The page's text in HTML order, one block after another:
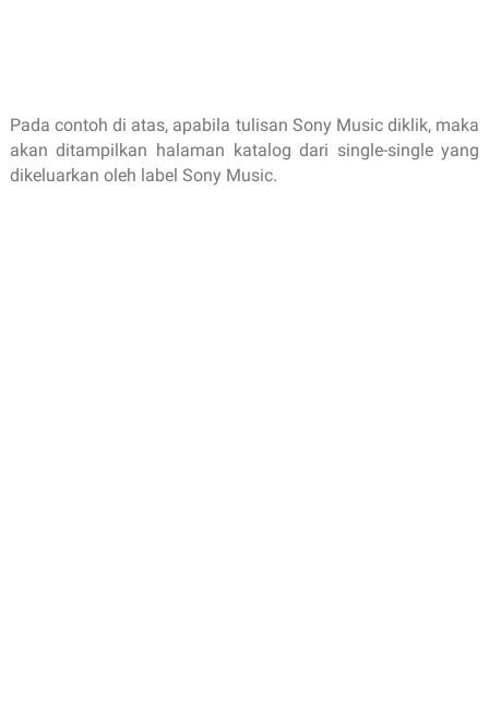
Pada contoh di atas, apabila tulisan Sony Music diklik, maka
akan ditampilkan halaman katalog dari single-single yang
dikeluarkan oleh label Sony Music.